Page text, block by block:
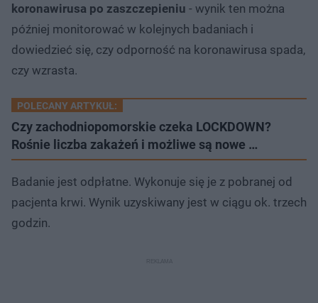
koronawirusa po zaszczepieniu - wynik ten można
później monitorować w kolejnych badaniach i
dowiedzieć się, czy odporność na koronawirusa spada,
czy wzrasta.
POLECANY ARTYKUŁ:
Czy zachodniopomorskie czeka LOCKDOWN?
Rośnie liczba zakażeń i możliwe są nowe …
Badanie jest odpłatne. Wykonuje się je z pobranej od
pacjenta krwi. Wynik uzyskiwany jest w ciągu ok. trzech
godzin.